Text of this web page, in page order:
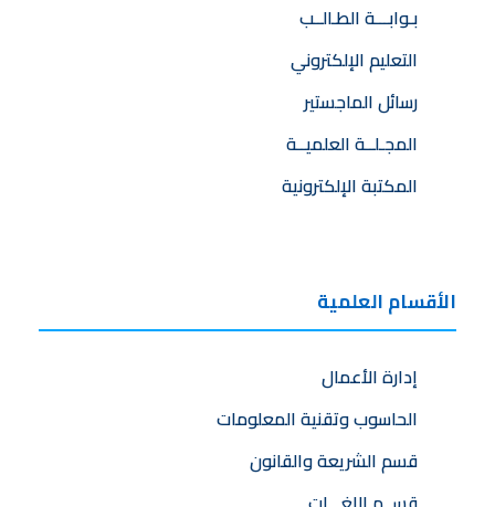
بـوابـــة الطـالــب
التعليم الإلكتروني
رسائل الماجستير
المجـلــة العلميــة
المكتبة الإلكترونية
الأقسام العلمية
إدارة الأعمال
الحاسوب وتقنية المعلومات
قسم الشريعة والقانون